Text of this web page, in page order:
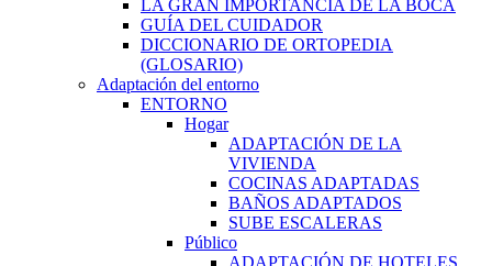
LA GRAN IMPORTANCIA DE LA BOCA
GUÍA DEL CUIDADOR
DICCIONARIO DE ORTOPEDIA
(GLOSARIO)
Adaptación del entorno
ENTORNO
Hogar
ADAPTACIÓN DE LA
VIVIENDA
COCINAS ADAPTADAS
BAÑOS ADAPTADOS
SUBE ESCALERAS
Público
ADAPTACIÓN DE HOTELES